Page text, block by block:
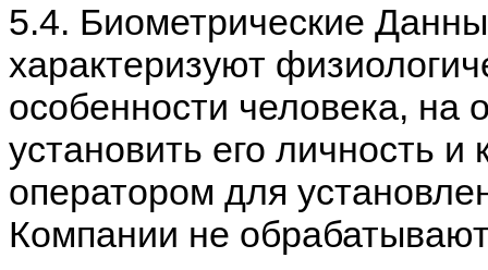
5.4. Биометрические
характеризуют
особенности человека, на
установить его личность
оператором для
Компании не